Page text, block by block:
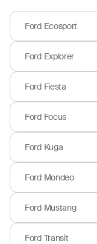
Ford Ecosport
Ford Explorer
Ford Fiesta
Ford Focus
Ford Kuga
Ford Mondeo
Ford Mustang
Ford Transit